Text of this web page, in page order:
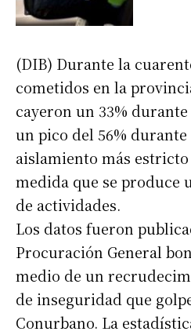
(DIB) Durante la
cometidos en la
cayeron un 33%
un pico del 56% durante
aislamiento más
medida que se produce
de actividades.
Los datos fueron
Procuración General
medio de un
de inseguridad que
Conurbano. La